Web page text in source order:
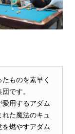
ものを素早く
です。
用するアダム
た魔法のキュ
燃やすアダム